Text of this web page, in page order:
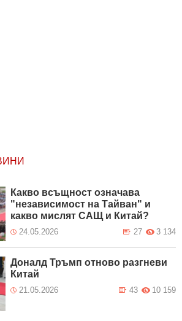
Какво всъщност означава
"независимост на Тайван" и
какво мислят САЩ и Китай?
24.05.2026 3 134
27
Доналд Тръмп отново разгневи
Китай
21.05.2026 10 159
43